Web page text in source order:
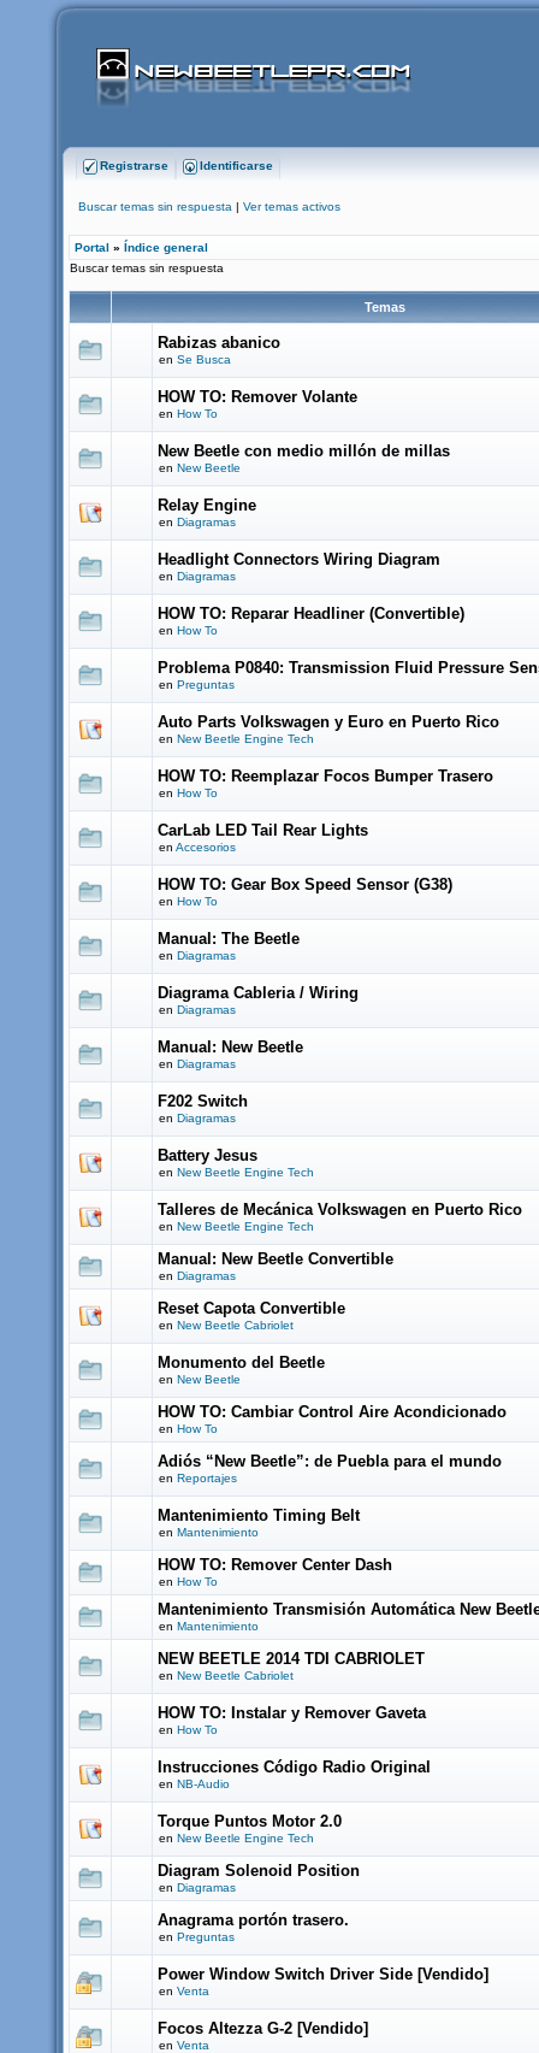
Registrarse Identificarse
Buscar temas sin respuesta | Ver temas activos
Portal » Índice general
Buscar temas sin respuesta
Temas
Rabizas abanico
en Se Busca
HOW TO: Remover Volante
en How To
New Beetle con medio millón de millas
en New Beetle
Relay Engine
en Diagramas
Headlight Connectors Wiring Diagram
en Diagramas
HOW TO: Reparar Headliner (Convertible)
en How To
Problema P0840: Transmission Fluid Pressure
en Preguntas
Auto Parts Volkswagen y Euro en Puerto Rico
en New Beetle Engine Tech
HOW TO: Reemplazar Focos Bumper Trasero
en How To
CarLab LED Tail Rear Lights
en Accesorios
HOW TO: Gear Box Speed Sensor (G38)
en How To
Manual: The Beetle
en Diagramas
Diagrama Cableria / Wiring
en Diagramas
Manual: New Beetle
en Diagramas
F202 Switch
en Diagramas
Battery Jesus
en New Beetle Engine Tech
Talleres de Mecánica Volkswagen en Puerto Rico
en New Beetle Engine Tech
Manual: New Beetle Convertible
en Diagramas
Reset Capota Convertible
en New Beetle Cabriolet
Monumento del Beetle
en New Beetle
HOW TO: Cambiar Control Aire Acondicionado
en How To
Adiós “New Beetle”: de Puebla para el mundo
en Reportajes
Mantenimiento Timing Belt
en Mantenimiento
HOW TO: Remover Center Dash
en How To
Mantenimiento Transmisión Automática New
en Mantenimiento
NEW BEETLE 2014 TDI CABRIOLET
en New Beetle Cabriolet
HOW TO: Instalar y Remover Gaveta
en How To
Instrucciones Código Radio Original
en NB-Audio
Torque Puntos Motor 2.0
en New Beetle Engine Tech
Diagram Solenoid Position
en Diagramas
Anagrama portón trasero.
en Preguntas
Power Window Switch Driver Side [Vendido]
en Venta
Focos Altezza G-2 [Vendido]
en Venta